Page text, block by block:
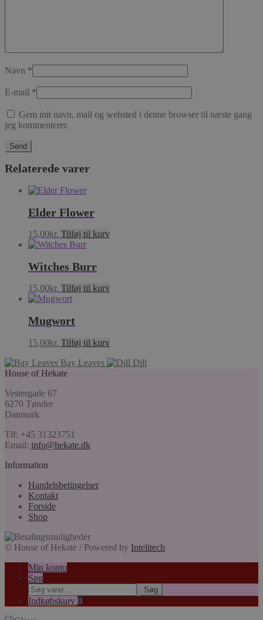
Navn *
E-mail *
Gem mit navn, mail og websted i denne browser til næste gang
jeg kommenterer.
Relaterede varer
Elder Flower
15,00kr. Tilføj til kurv
Witches Burr
15,00kr. Tilføj til kurv
Mugwort
15,00kr. Tilføj til kurv
Bay Leaves
Dill
House of Hekate
Vestergade 67
6270 Tønder
Danmark
Tlf: +45 31323751
Email: info@hekate.dk
Information
Handelsbetingelser
Kontakt
Forside
Shop
© House of Hekate / Powered by Intelitech
Min konto
Søg
Søg
efter:
Søg
Indkøbskurv 0